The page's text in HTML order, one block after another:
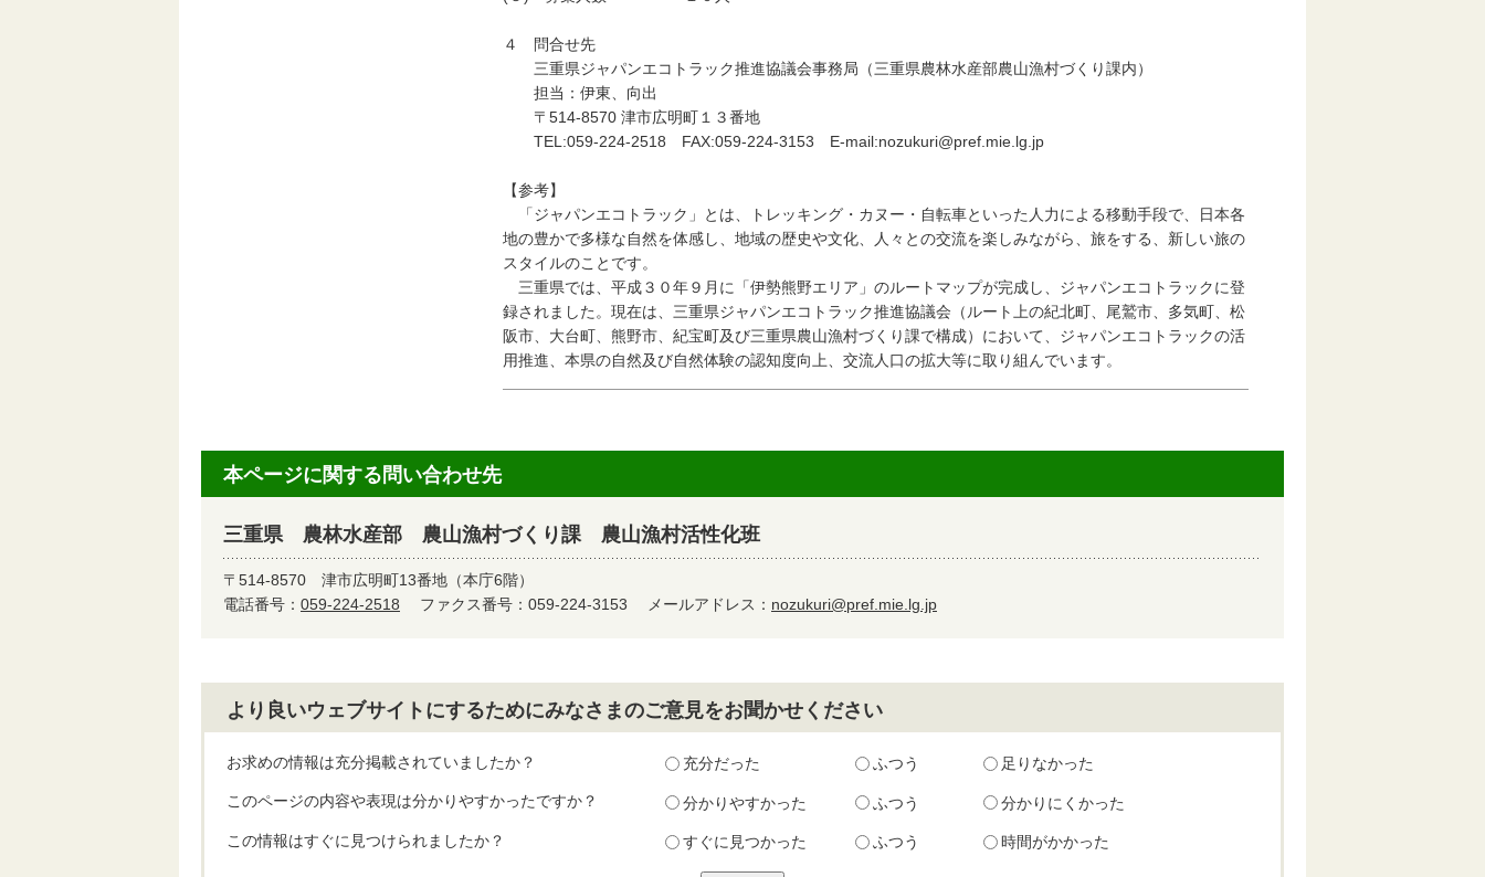
４ 問合せ先
三重県ジャパンエコトラック推進協議会事務局（三重県農林水産部農山漁村づくり課内）
担当：伊東、向出
〒514-8570 津市広明町１３番地
TEL:059-224-2518 FAX:059-224-3153 E-mail:nozukuri@pref.mie.lg.jp
【参考】
「ジャパンエコトラック」とは、トレッキング・カヌー・自転車といった人力による移動手段で、日本各
地の豊かで多様な自然を体感し、地域の歴史や文化、人々との交流を楽しみながら、旅をする、新しい旅の
スタイルのことです。
三重県では、平成３０年９月に「伊勢熊野エリア」のルートマップが完成し、ジャパンエコトラックに登
録されました。現在は、三重県ジャパンエコトラック推進協議会（ルート上の紀北町、尾鷲市、多気町、松
阪市、大台町、熊野市、紀宝町及び三重県農山漁村づくり課で構成）において、ジャパンエコトラックの活
用推進、本県の自然及び自然体験の認知度向上、交流人口の拡大等に取り組んでいます。
本ページに関する問い合わせ先
三重県 農林水産部 農山漁村づくり課 農山漁村活性化班
〒514-8570 津市広明町13番地（本庁6階）
電話番号： 059-224-2518 ファクス番号：059-224-3153 メールアドレス： nozukuri@pref.mie.lg.jp
より良いウェブサイトにするためにみなさまのご意見をお聞かせください
お求めの情報は充分掲載されていましたか？ 充分だった ふつう 足りなかった
このページの内容や表現は分かりやすかったですか？ 分かりやすかった ふつう 分かりにくかった
この情報はすぐに見つけられましたか？ すぐに見つかった ふつう 時間がかかった